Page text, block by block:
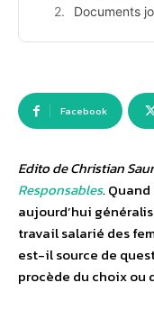
Documents
Facebook
Edito de Christian
Responsables.
aujourd’hui
travail salarié des
est-il source de
procède du choix ou